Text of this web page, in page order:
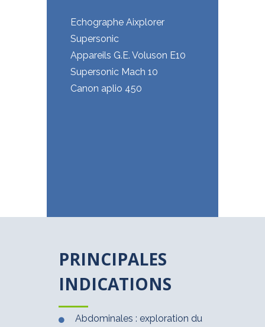
Echographe Aixplorer
Supersonic
Appareils G.E. Voluson E10
Supersonic Mach 10
Canon aplio 450
PRINCIPALES
INDICATIONS
Abdominales : exploration du